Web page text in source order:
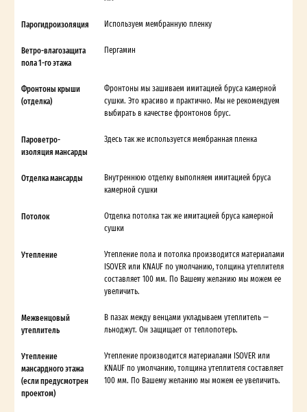
Парогидроизоляция Используем мембранную пленку
Ветро-влагозащита
пола 1-го этажа
Пергамин
Фронтоны крыши
(отделка)
Фронтоны мы зашиваем имитацией бруса камерной
сушки. Это красиво и практично. Мы не рекомендуем
выбирать в качестве фронтонов брус.
Пароветро-
изоляция мансарды
Здесь так же используется мембранная пленка
Отделка мансарды
Внутреннюю отделку выполняем имитацией бруса
камерной сушки
Потолок
Отделка потолка так же имитацией бруса камерной
сушки
Утепление
Утепление пола и потолка производится материалами
ISOVER или KNAUF по умолчанию, толщина утеплителя
составляет 100 мм. По Вашему желанию мы можем ее
увеличить.
Межвенцовый
утеплитель
В пазах между венцами укладываем утеплитель —
льноджут. Он защищает от теплопотерь.
Утепление
мансардного этажа
(если предусмотрен
проектом)
Утепление производится материалами ISOVER или
KNAUF по умолчанию, толщина утеплителя составляет
100 мм. По Вашему желанию мы можем ее увеличить.